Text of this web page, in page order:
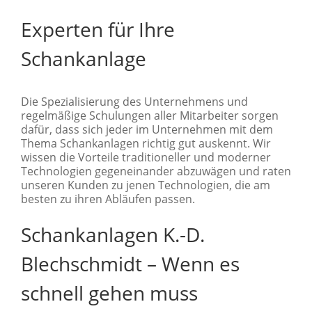
Experten für Ihre
Schankanlage
Die Spezialisierung des Unternehmens und
regelmäßige Schulungen aller Mitarbeiter sorgen
dafür, dass sich jeder im Unternehmen mit dem
Thema Schankanlagen richtig gut auskennt. Wir
wissen die Vorteile traditioneller und moderner
Technologien gegeneinander abzuwägen und raten
unseren Kunden zu jenen Technologien, die am
besten zu ihren Abläufen passen.
Schankanlagen K.-D.
Blechschmidt – Wenn es
schnell gehen muss